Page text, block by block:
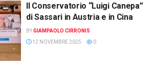
Il Conservatorio “Luigi Canepa”
di Sassari in Austria e in Cina
BYGIAMPAOLO CIRRONIS
12 NOVEMBRE 2025
0